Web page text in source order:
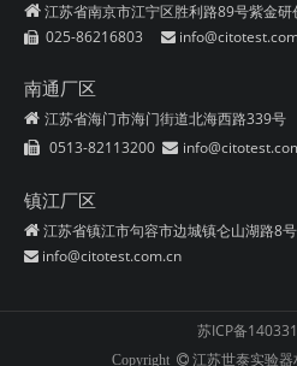
 江苏省南京市江宁区胜利路89号紫金
 025-86216803 
南通厂区
 江苏省海门市海门街道北海西路339号
 0513-82113200 
镇江厂区
 江苏省镇江市句容市边城镇仑山湖路8号
 info@citotest.com.cn
苏ICP备
Copyright  江苏世泰实验